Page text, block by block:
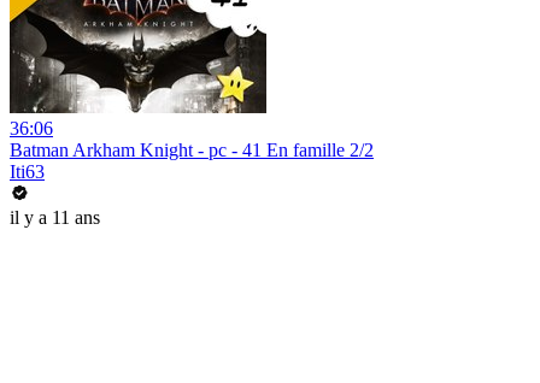
36:06
Batman Arkham Knight - pc - 41 En famille 2/2
Iti63
il y a 11 ans